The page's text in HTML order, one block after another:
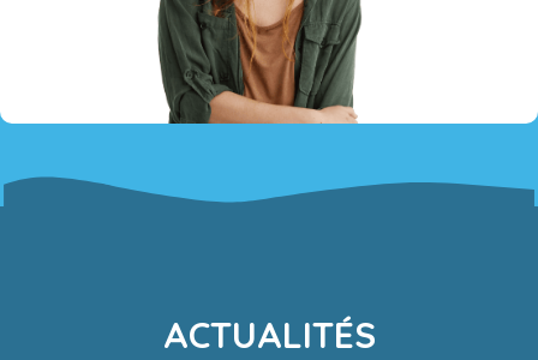
ACTUALITÉS